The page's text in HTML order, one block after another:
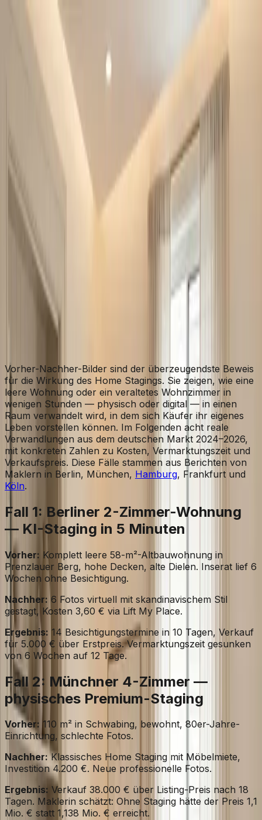
LIFT MY PLACE
Home Staging Vorher-Nachher: 8 reale
Verwandlungen mit Zahlen (2026)
Aktualisiert am 27.
Home Staging Vorher-Nachher: 8
reale Verwandlungen mit Zahlen
(2026)
Acht echte Vorher-Nachher-Beispiele aus dem
deutschen Markt mit Verkaufspreis, Vermarktungszeit
und konkreten Kosten. Was funktioniert, was nicht —
und warum Fotos den Unterschied machen.
Romain Lafforgue
Vorher-Nachher-Bilder sind der überzeugendste Beweis
für die Wirkung des Home Stagings. Sie zeigen, wie eine
leere Wohnung oder ein veraltetes Wohnzimmer in
wenigen Stunden — physisch oder digital — in einen
Raum verwandelt wird, in dem sich Käufer ihr eigenes
Leben vorstellen können. Im Folgenden acht reale
Verwandlungen aus dem deutschen Markt 2024–2026,
mit konkreten Zahlen zu Kosten, Vermarktungszeit und
Verkaufspreis. Diese Fälle stammen aus Berichten von
Maklern in Berlin, München, Hamburg, Frankfurt und
Köln.
Fall 1: Berliner 2-Zimmer-Wohnung
— KI-Staging in 5 Minuten
Vorher: Komplett leere 58-m²-Altbauwohnung in
Prenzlauer Berg, hohe Decken, alte Dielen. Inserat lief 6
Wochen ohne Besichtigung.
Nachher: 6 Fotos virtuell mit skandinavischem Stil
gestagt, Kosten 3,60 € via Lift My Place.
Ergebnis: 14 Besichtigungstermine in 10 Tagen, Verkauf
für 5.000 € über Erstpreis. Vermarktungszeit gesunken
von 6 Wochen auf 12 Tage.
Fall 2: Münchner 4-Zimmer —
physisches Premium-Staging
Vorher: 110 m² in Schwabing, bewohnt, 80er-Jahre-
Einrichtung, schlechte Fotos.
Nachher:Klassisches Home Staging mit Möbelmiete,
Investition 4.200 €. Neue professionelle Fotos.
Ergebnis: Verkauf 38.000 € über Listing-Preis nach 18
Tagen. Maklerin schätzt: Ohne Staging hätte der Preis 1,1
Mio. € statt 1,138 Mio. € erreicht.